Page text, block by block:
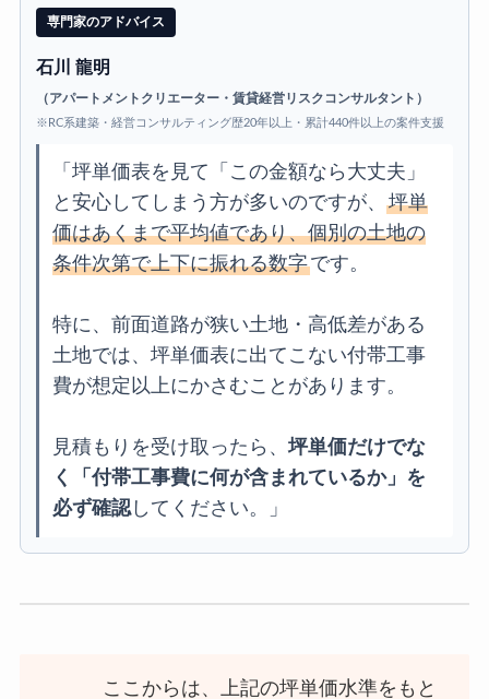
専門家のアドバイス
石川 龍明
（アパートメントクリエーター・賃貸経営リスクコンサルタント）
※RC系建築・経営コンサルティング歴20年以上・累計440件以上の案件支援
「坪単価表を見て「この金額なら大丈夫」
と安心してしまう方が多いのですが、
坪単
価はあくまで平均値であり、個別の土地の
条件次第で上下に振れる数字です。
特に、前面道路が狭い土地・高低差がある
土地では、坪単価表に出てこない付帯工事
費が想定以上にかさむことがあります。
見積もりを受け取ったら、坪単価だけでな
く「付帯工事費に何が含まれているか」を
必ず確認してください。」
ここからは、上記の坪単価水準をもと